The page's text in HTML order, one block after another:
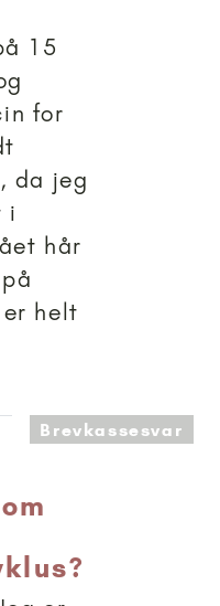
15
for
da jeg
i
hår
helt
til 15+
Brevkassesvar